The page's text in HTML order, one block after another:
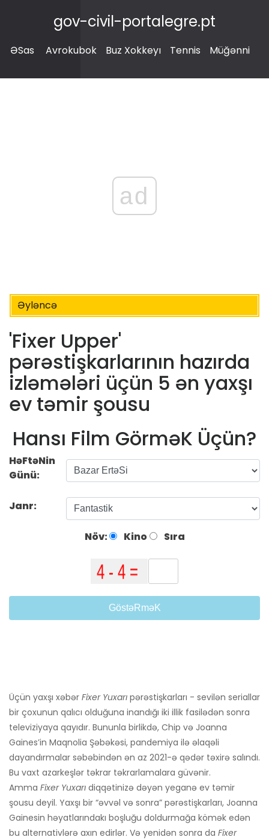
gov-civil-portalegre.pt
ƏSas Avrokubok Buz Xokkeyı Tennis Müğənni
ad
Əyləncə
'Fixer Upper'
pərəstişkarlarının hazırda
izləmələri üçün 5 ən yaxşı
ev təmir şousu
Hansı Film GörməK Üçün?
HəFtəNin
Günü:
Janr:
Növ: Kino Sıra
GöstəRməK
Üçün yaxşı xəbər Fixer Yuxarı pərəstişkarları - sevilən seriallar
bir çoxunun qalıcı olduğuna inandığı iki illik fasilədən sonra
televiziyaya qayıdır. Bununla birlikdə, Chip və Joanna
Gaines’in Maqnolia Şəbəkəsi, pandemiya ilə əlaqəli
dayandırmalar səbəbindən ən az 2021-ə qədər təxirə salındı.
Bu vaxt azarkeşlər təkrar təkrarlamalara güvənir.
Amma Fixer Yuxarı diqqətinizə dəyən yeganə ev təmir
şousu deyil. Yaxşı bir “əvvəl və sonra” pərəstişkarları, Joanna
Gainesin həyatlarındakı boşluğu doldurmağa kömək edən
bu alternativlərə axın edirlər. Və yenidən sonra da Fixer